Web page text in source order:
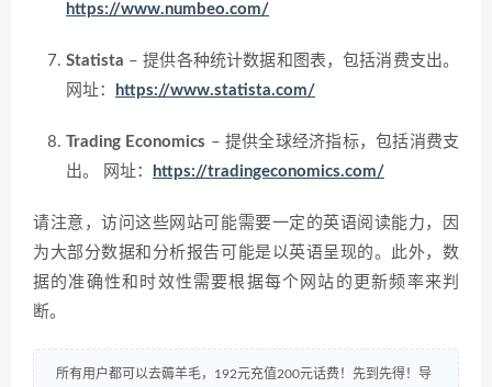
https://www.numbeo.com/
Statista – 提供各种统计数据和图表，包括消费支出。
网址：
https://www.statista.com/
Trading Economics – 提供全球经济指标，包括消费支
出。
网址： https://tradingeconomics.com/
请注意，访问这些网站可能需要一定的英语阅读能力，因
为大部分数据和分析报告可能是以英语呈现的。此外，数
据的准确性和时效性需要根据每个网站的更新频率来判
断。
所有用户都可以去薅羊毛，192元充值200元话费！先到先得！导